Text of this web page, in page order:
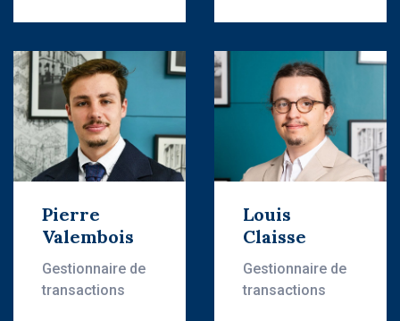
Pierre
Valembois
Gestionnaire de
transactions
Louis
Claisse
Gestionnaire de
transactions